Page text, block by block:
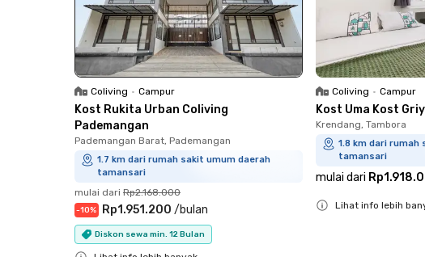
Coliving • Campur
Kost Rukita Urban Coliving
Pademangan
Pademangan Barat, Pademangan
1.7 km dari rumah sakit umum daerah
tamansari
mulai dari Rp2.168.000
-10% Rp1.951.200 /bulan
Diskon sewa min. 12 Bulan
Coliving • Campur
Kost Uma Kost
Krendang, Tambora
1.8 km dari rumah
tamansari
mulai dari
Lihat info lebih